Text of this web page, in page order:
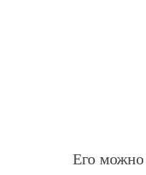
Его можно